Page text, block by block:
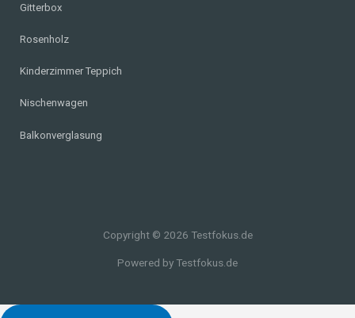
Gitterbox
Rosenholz
Kinderzimmer Teppich
Nischenwagen
Balkonverglasung
Copyright © 2026 Testfokus.de
Powered by Testfokus.de